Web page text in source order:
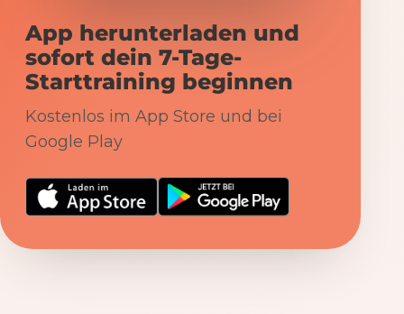
App herunterladen und
sofort dein 7-Tage-
Starttraining beginnen
Kostenlos im App Store und bei
Google Play